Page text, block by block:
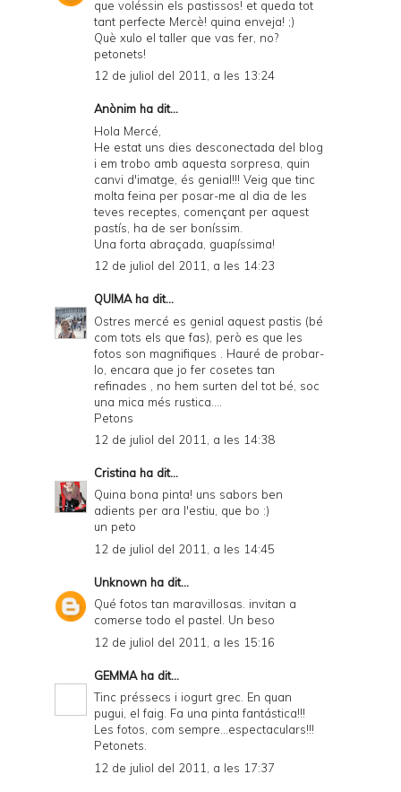
que voléssin els pastissos! et queda tot
tant perfecte Mercè! quina enveja! ;)
Què xulo el taller que vas fer, no?
petonets!
12 de juliol del 2011, a les 13:24
Anònim ha dit...
Hola Mercé,
He estat uns dies desconectada del blog
i em trobo amb aquesta sorpresa, quin
canvi d'imatge, és genial!!! Veig que tinc
molta feina per posar-me al dia de les
teves receptes, començant per aquest
pastís, ha de ser boníssim.
Una forta abraçada, guapíssima!
12 de juliol del 2011, a les 14:23
QUIMAha dit...
Ostres mercé es genial aquest pastis (bé
com tots els que fas), però es que les
fotos son magnifiques . Hauré de probar-
lo, encara que jo fer cosetes tan
refinades , no hem surten del tot bé, soc
una mica més rustica....
Petons
12 de juliol del 2011, a les 14:38
Cristina ha dit...
Quina bona pinta! uns sabors ben
adients per ara l'estiu, que bo :)
un peto
12 de juliol del 2011, a les 14:45
Unknown ha dit...
Qué fotos tan maravillosas. invitan a
comerse todo el pastel. Un beso
12 de juliol del 2011, a les 15:16
GEMMAha dit...
Tinc préssecs i iogurt grec. En quan
pugui, el faig. Fa una pinta fantástica!!!
Les fotos, com sempre...espectaculars!!!
Petonets.
12 de juliol del 2011, a les 17:37